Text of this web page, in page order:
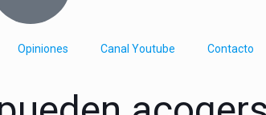
Opiniones Canal Youtube Contacto